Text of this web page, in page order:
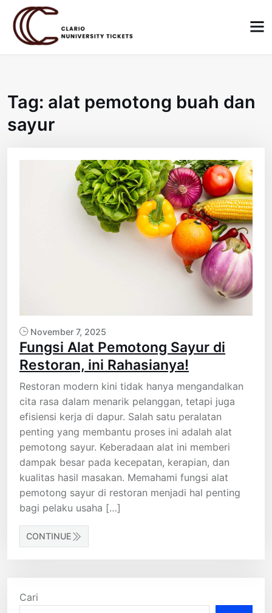
content
Tag: alat pemotong buah dan
sayur
November 7, 2025
Fungsi Alat Pemotong Sayur di
Restoran, ini Rahasianya!
Restoran modern kini tidak hanya mengandalkan
cita rasa dalam menarik pelanggan, tetapi juga
efisiensi kerja di dapur. Salah satu peralatan
penting yang membantu proses ini adalah alat
pemotong sayur. Keberadaan alat ini memberi
dampak besar pada kecepatan, kerapian, dan
kualitas hasil masakan. Memahami fungsi alat
pemotong sayur di restoran menjadi hal penting
bagi pelaku usaha […]
CONTINUE
Cari